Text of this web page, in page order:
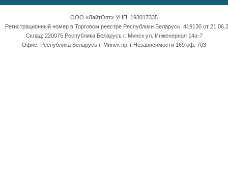
ООО «ЛайтОпт» УНП: 193017335
Регистрационный номер в Торговом реестре Республики Беларусь: 419130 от
Склад: 220075 Республика Беларусь г. Минск ул. Инженерная 14а-7
Офис: Республика Беларусь г. Минск пр-т Независимости 169 оф. 703